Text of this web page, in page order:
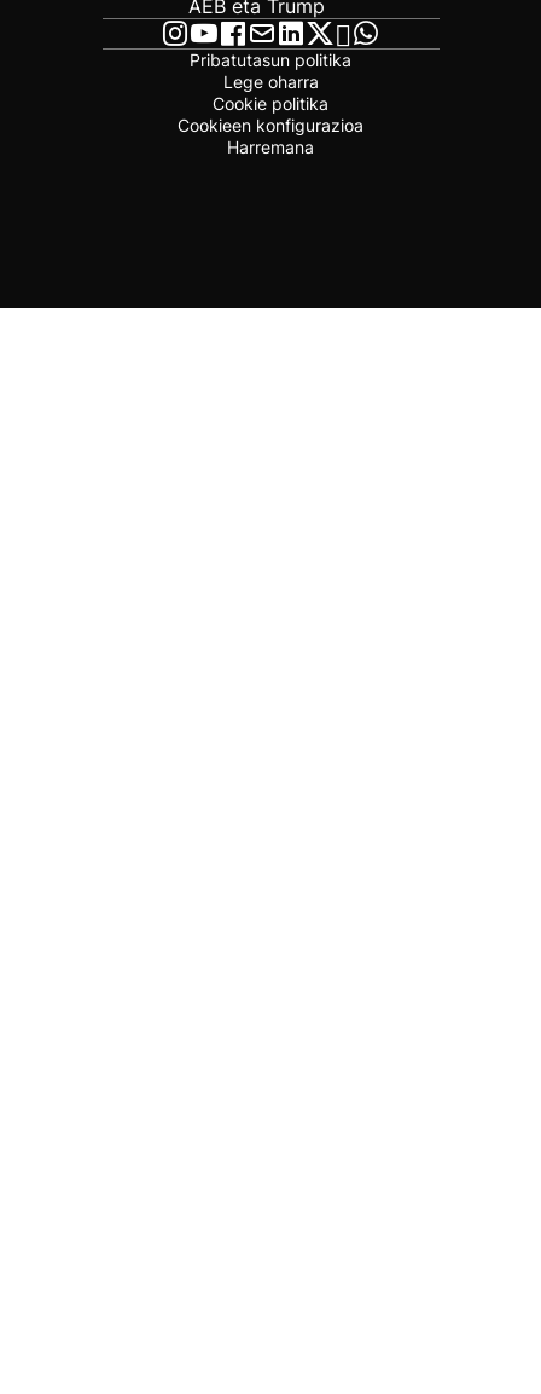
AEB eta Trump
Pribatutasun politika
Lege oharra
Cookie politika
Cookieen konfigurazioa
Harremana